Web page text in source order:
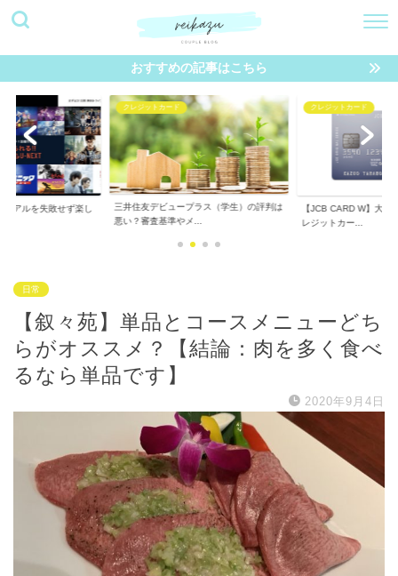
おすすめの記事はこちら
ラス（学生）の評判は
クレジットカード
【JCB CARD W】大学生におすすめのク
レジットカー...
動画配信サービス
【2020年版】オスス
サービス（VOD...
日常
【叙々苑】単品とコースメニューどち
らがオススメ？【結論：肉を多く食べ
るなら単品です】
2020年9月4日